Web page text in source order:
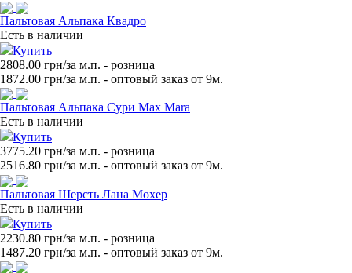
Пальтовая Альпака Квадро
Есть в наличии
Купить
2808.00 грн/за м.п. - розница
1872.00 грн/за м.п. - оптовый заказ от 9м.
Пальтовая Альпака Сури Max Mara
Есть в наличии
Купить
3775.20 грн/за м.п. - розница
2516.80 грн/за м.п. - оптовый заказ от 9м.
Пальтовая Шерсть Лана Мохер
Есть в наличии
Купить
2230.80 грн/за м.п. - розница
1487.20 грн/за м.п. - оптовый заказ от 9м.